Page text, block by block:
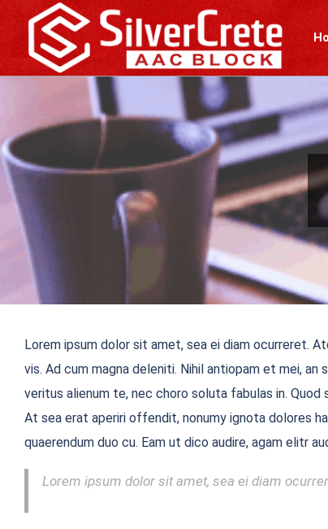
Skip
content
Lorem ipsum dolor sit amet, sea ei diam ocurreret.
vis. Ad cum magna deleniti. Nihil antiopam et mei,
veritus alienum te, nec choro soluta fabulas in.
At sea erat aperiri offendit, nonumy ignota dolores
quaerendum duo cu. Eam ut dico audire, agam elitr
Lorem ipsum dolor sit amet, sea ei diam